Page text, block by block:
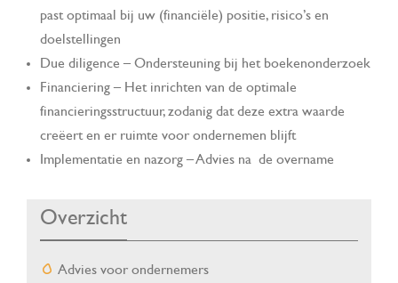
past optimaal bij uw (financiële) positie, risico’s en
doelstellingen
Due diligence – Ondersteuning bij het boekenonderzoek
Financiering – Het inrichten van de optimale
financieringsstructuur, zodanig dat deze extra waarde
creëert en er ruimte voor ondernemen blijft
Implementatie en nazorg – Advies na de overname
Overzicht
Advies voor ondernemers